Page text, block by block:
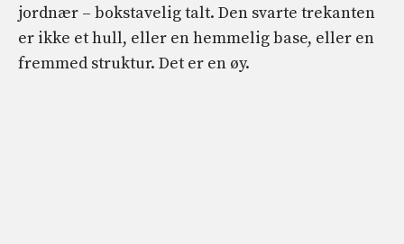
jordnær – bokstavelig talt. Den svarte trekanten
er ikke et hull, eller en hemmelig base, eller en
fremmed struktur. Det er en øy.